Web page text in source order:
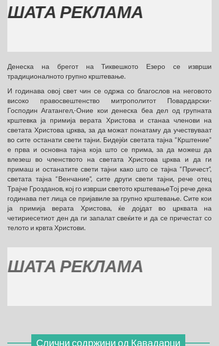
РЕКЛАМА
Денеска на брегот на Тиквешкото Езеро се изврши
традиционалното групно крштевање.
И годинава овој свет чин се одржа со благослов на неговото
високо правосвештенство митрополитот Повардарски-
Господин Агатангел,-Оние кои денеска беа дел од групната
крштевка ја примија верата Христова и станаа членови на
светата Христова црква, за да можат понатаму да учествуваат
во сите останати свети тајни. Бидејќи светата тајна “Крштение”
е прва и основна тајна која што се прима, за да можеш да
влезеш во членството на светата Христова црква и да ги
примаш и останатите свети тајни како што се тајна “Причест”,
светата тајна “Венчание”, сите други свети тајни, рече отец
Трајче Грозданов, кој го изврши светото крштевањеТој рече дека
годинава пет лица се пријавиле за групно крштевање. Сите кои
ја примија верата Христова, ќе дојдат во црквата на
четириесетиот ден да ги запалат свеќите и да се причестат со
телото и крвта Христови.
РЕКЛАМА
Слични содржини од Кавадарци